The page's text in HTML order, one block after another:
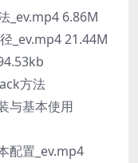
_ev.mp4 6.86M
_ev.mp4 21.44M
方法
与基本使用
置_ev.mp4